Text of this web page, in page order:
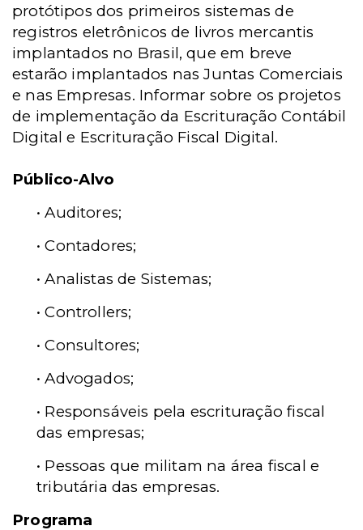
protótipos dos primeiros sistemas de
registros eletrônicos de livros mercantis
implantados no Brasil, que em breve
estarão implantados nas Juntas Comerciais
e nas Empresas. Informar sobre os projetos
de implementação da Escrituração Contábil
Digital e Escrituração Fiscal Digital.
Público-Alvo
• Auditores;
• Contadores;
• Analistas de Sistemas;
• Controllers;
• Consultores;
• Advogados;
• Responsáveis pela escrituração fiscal
das empresas;
• Pessoas que militam na área fiscal e
tributária das empresas.
Programa